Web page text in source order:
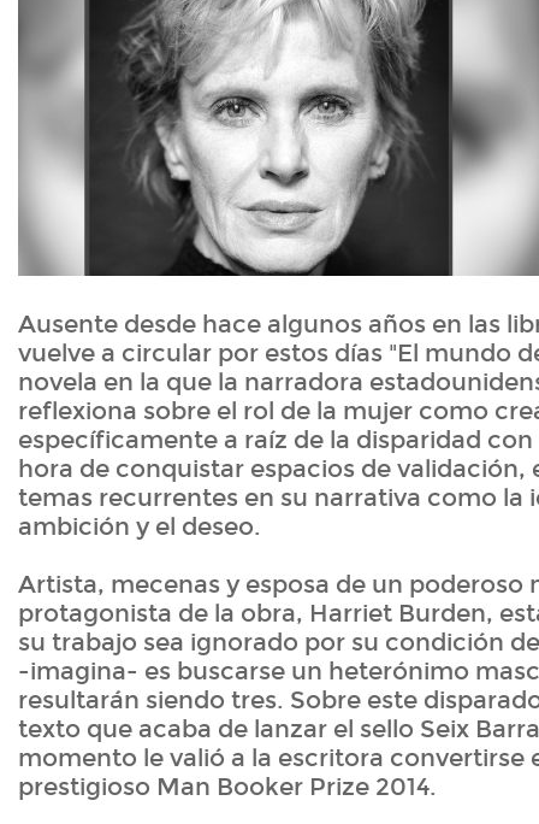
Ausente desde hace algunos años en las
vuelve a circular por estos días "El mundo
novela en la que la narradora
reflexiona sobre el rol de la mujer como
específicamente a raíz de la disparidad
hora de conquistar espacios de validación,
temas recurrentes en su narrativa como la
ambición y el deseo.
Artista, mecenas y esposa de un poderoso
protagonista de la obra, Harriet Burden,
su trabajo sea ignorado por su condición
-imagina- es buscarse un heterónimo
resultarán siendo tres. Sobre este
texto que acaba de lanzar el sello Seix
momento le valió a la escritora convertirse
prestigioso Man Booker Prize 2014.